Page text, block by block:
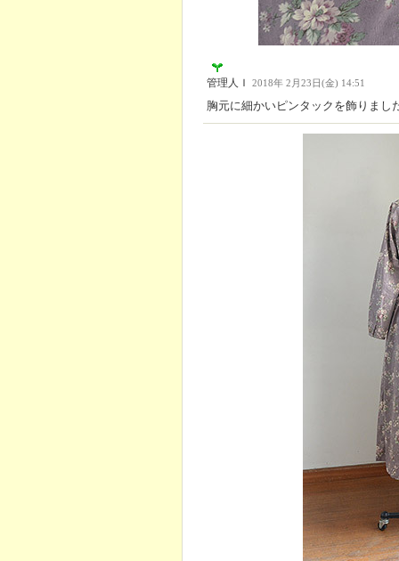
管理人Ｉ 2018年 2月23日(金) 14:51
胸元に細かいピンタックを飾りまし